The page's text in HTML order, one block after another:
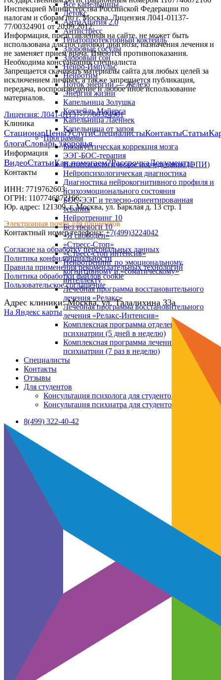
Все капельницы
Детокс
АнтиАпатия 2.0
Антистресс
Гепатопротекторный коктейль
Здоровые сосуды
Здоровый сон
Нейро-Импульс
Нейротим
Поток энергии — Железо
Энергия жизни
Капельница Золушка
Коктейль Майерса
Капельница Лаеннек
Капельница от запоя
Программы
Биоакустическая коррекция мозга
ЭЭГ-БОС-терапия
Патопсихологическое исследование (ЭПИ)
Нейропсихологическая диагностика
Диагностика нейрокогнитивного профиля и
психоэмоционального состояния
БОС-ЭЭГ и телесно-ориентированная
терапия
Нейротренинг 10
Без тревоги 10
«Я свободен»
«Стресс-Стоп»
«Стресс-стоп интенсив»
Нейротренинг по эмоциональному,
когнитивному и «соматическому»
интеллекту
Лечебная программа восстановительного
лечения «Релакс»
Лечебная программа восстановительного
лечения «Релакс-Интенсив»
Комплексная программа отделения
психиатрии (5 дней в неделю)
Комплексная программа лечения отделения
психиатрии (7 раз в неделю)
Специалисты
Контакты
Отзывы
Для студентов
Консультация психолога для студентов
Консультация психиатра для студентов
8(499) 322-40-42
Инспекцией Министерства Российской Федерации по
налогам и сборам по г. Москва. Лицензия Л041-01137-
77/00324901 от 20.09.2012.
Информация, представленная на сайте, не может быть
использована для постановки диагноза, назначения лечения и
не заменяет прием врача. Имеются противопоказания.
Необходима консультация специалиста
Запрещается скачивать материалы сайта для любых целей за
исключением личных, а также запрещается публикация,
передача, воспроизведение и любое иное использование
материалов.
Лицензия: Л041-01137-77/00324901
Клиника
СтационарЦеныУслугиСпециалистыКонтактыСтатьи
блогаСловарь здоровья
Информация
ВидеоСтатьиКак помогаем?РассрочкаДокументы
Контакты
ИНН: 7719762603;
ОГРН: 1107746872166;
Юр. адрес: 121309, г. Москва, ул. Барклая д. 13 стр. 1
Электронная почта дляпациентов
Контактный номер телефона:+7(499)3224042
Согласие на обработку персональных данных
Политика конфиденциальности
Правила применения рекомендательных технологий
Политика обработки файлов cookie
Пользовательское соглашение
Адрес клиники: Москва, ул. Талалихина 33а
На Яндекс карты